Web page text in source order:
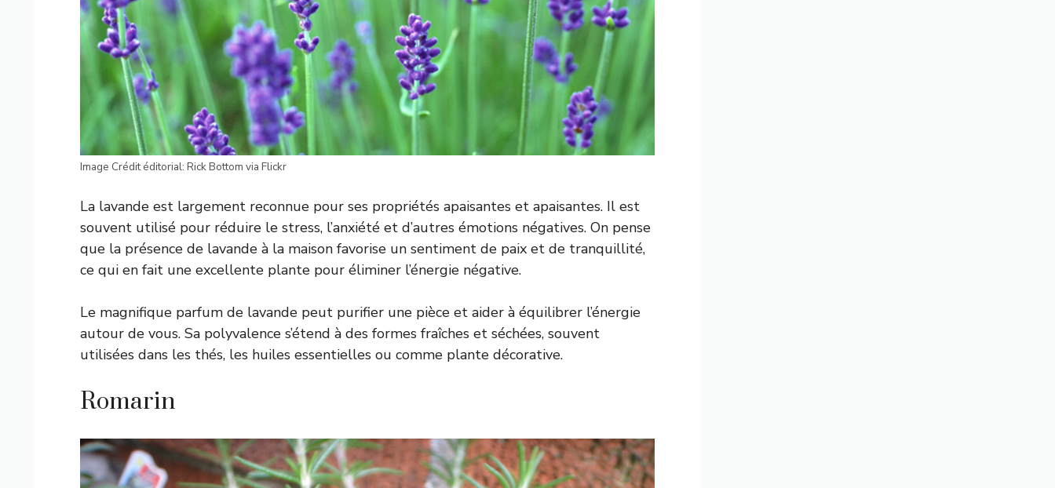
Image Crédit éditorial: Rick Bottom via Flickr
La lavande est largement reconnue pour ses propriétés apaisantes et apaisantes. Il est
souvent utilisé pour réduire le stress, l’anxiété et d’autres émotions négatives. On pense
que la présence de lavande à la maison favorise un sentiment de paix et de tranquillité,
ce qui en fait une excellente plante pour éliminer l’énergie négative.
Le magnifique parfum de lavande peut purifier une pièce et aider à équilibrer l’énergie
autour de vous. Sa polyvalence s’étend à des formes fraîches et séchées, souvent
utilisées dans les thés, les huiles essentielles ou comme plante décorative.
Romarin